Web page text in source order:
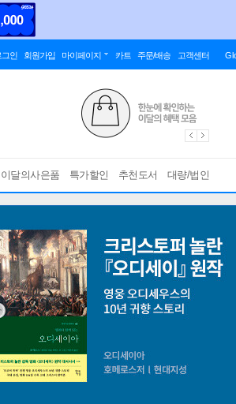
그인 회원가입 마이페이지 카트 주문/배송 고객센터
이달의사은품 특가할인 추천도서 대량/법인
기』 최형갑, 이재이, 강